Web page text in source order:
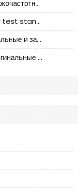
Анализ российской альтернативы высокочастотных кабельных колодцев I-PEX
CLIFF under the domestic connector test standard update
JST соединитель - предлагает оригинальные и заменяющие JST NSHR-02V-S соединители
JST соединитель - предоставляем оригинальные JST GHR-09V-S соединители и их аналоги